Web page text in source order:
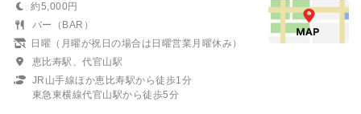
約5,000円
バー（BAR）
日曜（月曜が祝日の場合は日曜営業月曜休み）
恵比寿駅、代官山駅
JR山手線ほか恵比寿駅から徒歩1分
東急東横線代官山駅から徒歩5分